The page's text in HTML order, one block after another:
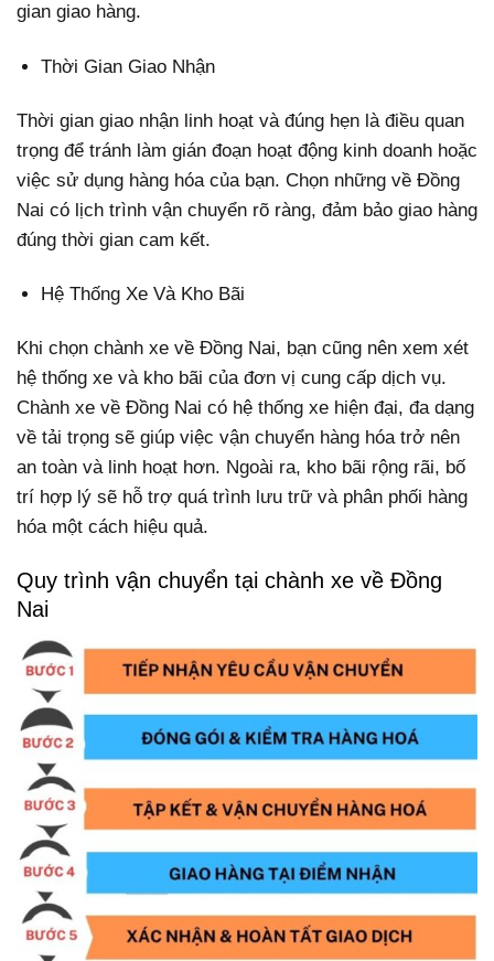
gian giao hàng.
Thời Gian Giao Nhận
Thời gian giao nhận linh hoạt và đúng hẹn là điều quan
trọng để tránh làm gián đoạn hoạt động kinh doanh hoặc
việc sử dụng hàng hóa của bạn. Chọn những về Đồng
Nai có lịch trình vận chuyển rõ ràng, đảm bảo giao hàng
đúng thời gian cam kết.
Hệ Thống Xe Và Kho Bãi
Khi chọn chành xe về Đồng Nai, bạn cũng nên xem xét
hệ thống xe và kho bãi của đơn vị cung cấp dịch vụ.
Chành xe về Đồng Nai có hệ thống xe hiện đại, đa dạng
về tải trọng sẽ giúp việc vận chuyển hàng hóa trở nên
an toàn và linh hoạt hơn. Ngoài ra, kho bãi rộng rãi, bố
trí hợp lý sẽ hỗ trợ quá trình lưu trữ và phân phối hàng
hóa một cách hiệu quả.
Quy trình vận chuyển tại chành xe về Đồng
Nai